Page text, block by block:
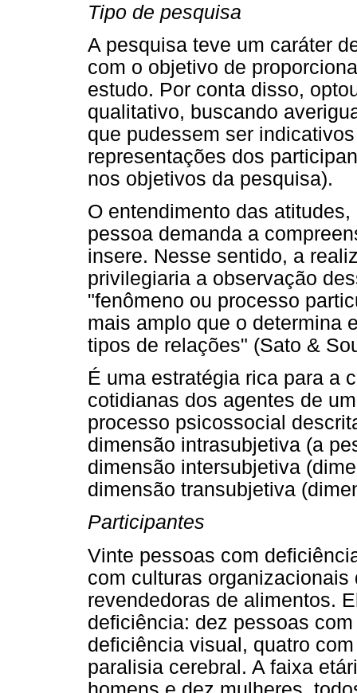
Tipo de pesquisa
A pesquisa teve um caráter
com o objetivo de
estudo. Por conta disso,
qualitativo, buscando
que pudessem ser
representações dos
nos objetivos da pesquisa).
O entendimento das
pessoa demanda a
insere. Nesse sentido, a
privilegiaria a observação
"fenômeno ou processo
mais amplo que o determina
tipos de relações" (Sato &
É uma estratégia rica para a
cotidianas dos agentes de
processo psicossocial
dimensão intrasubjetiva (a
dimensão intersubjetiva
dimensão transubjetiva
Participantes
Vinte pessoas com
com culturas
revendedoras de alimentos.
deficiência: dez pessoas
deficiência visual, quatro
paralisia cerebral. A faixa